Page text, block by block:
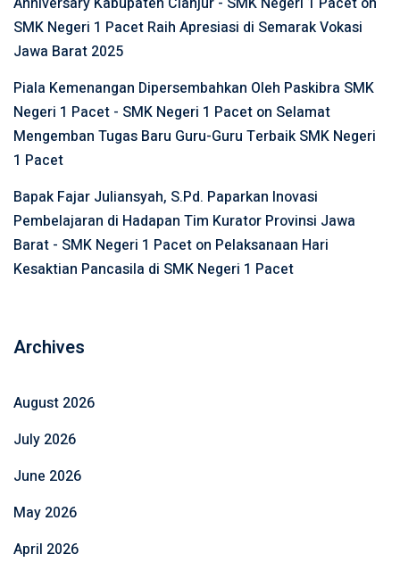
SMK Negeri 1 Pacet Raih Apresiasi di Semarak Vokasi
Jawa Barat 2025
Piala Kemenangan Dipersembahkan Oleh Paskibra SMK
Negeri 1 Pacet - SMK Negeri 1 Pacet on Selamat
Mengemban Tugas Baru Guru-Guru Terbaik SMK Negeri
1 Pacet
Bapak Fajar Juliansyah, S.Pd. Paparkan Inovasi
Pembelajaran di Hadapan Tim Kurator Provinsi Jawa
Barat - SMK Negeri 1 Pacet on Pelaksanaan Hari
Kesaktian Pancasila di SMK Negeri 1 Pacet
Archives
August 2026
July 2026
June 2026
May 2026
April 2026